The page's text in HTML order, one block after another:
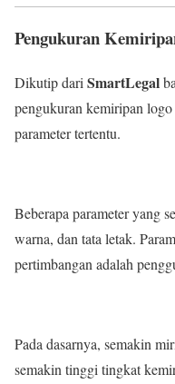
Pengukuran
Dikutip dari SmartLegal
pengukuran kemiripan
parameter tertentu.
Beberapa parameter yang
warna, dan tata letak.
pertimbangan adalah
Pada dasarnya, semakin
semakin tinggi tingkat